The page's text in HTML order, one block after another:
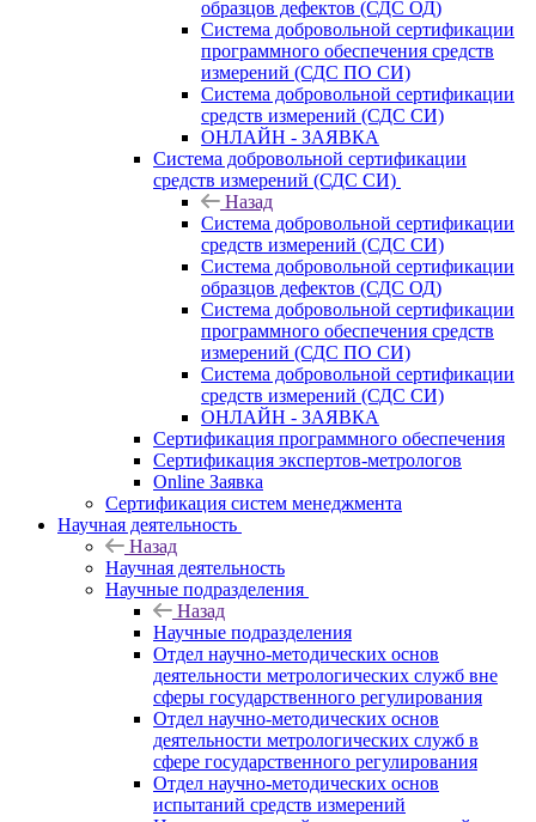
образцов дефектов (СДС ОД)
Система добровольной сертификации
программного обеспечения средств
измерений (СДС ПО СИ)
Система добровольной сертификации
средств измерений (СДС СИ)
ОНЛАЙН - ЗАЯВКА
Система добровольной сертификации
средств измерений (СДС СИ)
Назад
Система добровольной сертификации
средств измерений (СДС СИ)
Система добровольной сертификации
образцов дефектов (СДС ОД)
Система добровольной сертификации
программного обеспечения средств
измерений (СДС ПО СИ)
Система добровольной сертификации
средств измерений (СДС СИ)
ОНЛАЙН - ЗАЯВКА
Сертификация программного обеспечения
Сертификация экспертов-метрологов
Online Заявка
Сертификация систем менеджмента
Научная деятельность
Назад
Научная деятельность
Научные подразделения
Назад
Научные подразделения
Отдел научно-методических основ
деятельности метрологических служб вне
сферы государственного регулирования
Отдел научно-методических основ
деятельности метрологических служб в
сфере государственного регулирования
Отдел научно-методических основ
испытаний средств измерений